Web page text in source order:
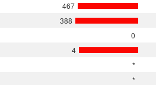
467
388
0
4
*
*